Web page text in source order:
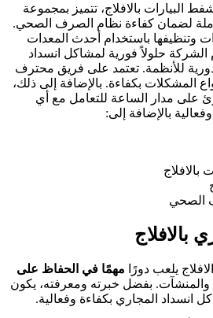
البيارات بالافلاج، تتميز بمجموعة
لضمان كفاءة نظام الصرف الصحي.
وتنظيفها باستخدام أحدث المعدات
الشركة حلولاً فورية لمشاكل انسداد
للأنظمة. تعتمد على فريق محترف
المشكلات بكفاءة. بالإضافة إلى ذلك،
على مدار الساعة للتعامل مع أي
بالإضافة إلى:
الصحي
بالافلاج
يلعب دورًا مهمًا في الحفاظ على
والمنشآت. بفضل خبرته ومعرفته، يكون
انسداد المجاري بكفاءة وفعالية.